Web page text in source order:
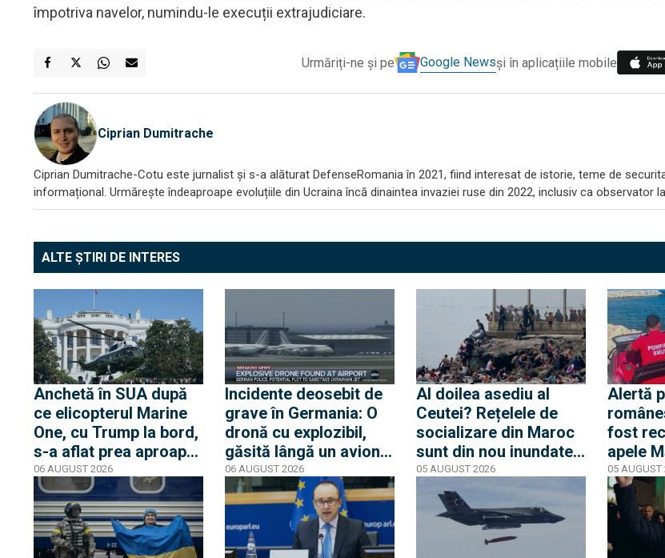
împotriva navelor, numindu-le execuții extrajudiciare.
Urmăriți-ne și pe Google Newsși în aplicațiile mobile
Ciprian Dumitrache
Ciprian Dumitrache-Cotu este jurnalist și s-a alăturat DefenseRomania în 2021, fiind interesat de istorie, teme de
informațional. Urmărește îndeaproape evoluțiile din Ucraina încă dinaintea invaziei ruse din 2022, inclusiv ca observator
ALTE ȘTIRI DE INTERES
Anchetă în SUA după
ce elicopterul Marine
One, cu Trump la bord,
s-a aflat prea aproape
de un avion de linie.
Casa Albă transmite
că Trump nu s-a aflat
niciun moment în
pericol
06 AUGUST 2026
Incidente deosebit de
grave în Germania: O
dronă cu explozibil,
găsită lângă un avion
ucrainean, în timp ce
un alt avion de marfă
care anula aterizarea a
lovit o a doua dronă
06 AUGUST 2026
Al doilea asediu al
Ceutei? Rețelele de
socializare din Maroc
sunt din nou inundate
de mesaje pentru o
nouă mobilizare către
orașul spaniol
05 AUGUST 2026
Alertă
fost
apele
din
05 AUGUST